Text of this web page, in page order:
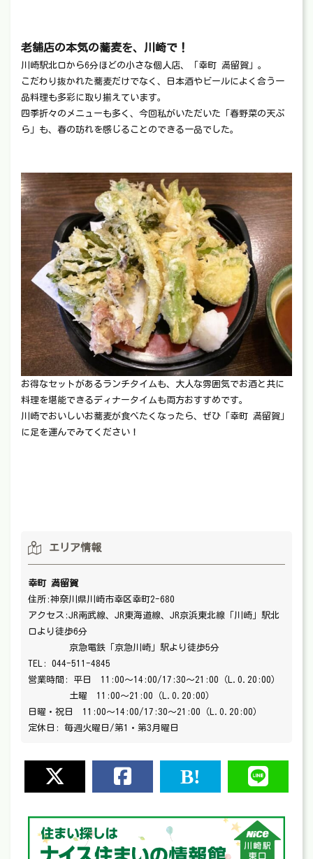
老舗店の本気の蕎麦を、川崎で！
川崎駅北口から6分ほどの小さな個人店、「幸町 満留賀」。
こだわり抜かれた蕎麦だけでなく、日本酒やビールによく合う一
品料理も多彩に取り揃えています。
四季折々のメニューも多く、今回私がいただいた「春野菜の天ぷ
ら」も、春の訪れを感じることのできる一品でした。
お得なセットがあるランチタイムも、大人な雰囲気でお酒と共に
料理を堪能できるディナータイムも両方おすすめです。
川崎でおいしいお蕎麦が食べたくなったら、ぜひ「幸町 満留賀」
に足を運んでみてください！
エリア情報
幸町 満留賀
住所:神奈川県川崎市幸区幸町2-680
アクセス:JR南武線、JR東海道線、JR京浜東北線「川崎」駅北
口より徒歩6分
京急電鉄「京急川崎」駅より徒歩5分
TEL: 044-511-4845
営業時間: 平日 11:00～14:00/17:30～21:00（L.O.20:00）
土曜 11:00～21:00（L.O.20:00）
日曜・祝日 11:00～14:00/17:30～21:00（L.O.20:00）
定休日: 毎週火曜日/第1・第3月曜日